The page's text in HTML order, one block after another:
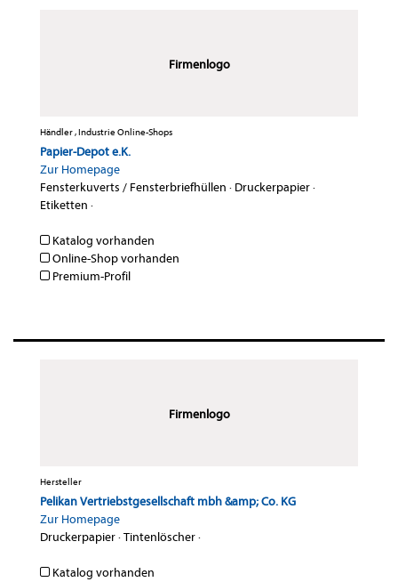
Firmenlogo
Händler , Industrie Online-Shops
Papier-Depot e.K.
Zur Homepage
Fensterkuverts / Fensterbriefhüllen · Druckerpapier·
Etiketten ·
Katalog vorhanden
Online-Shop vorhanden
Premium-Profil
Firmenlogo
Hersteller
Pelikan Vertriebstgesellschaft mbh &amp; Co. KG
Zur Homepage
Druckerpapier·Tintenlöscher·
Katalog vorhanden